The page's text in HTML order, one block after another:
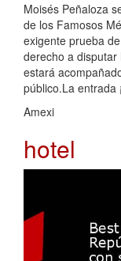
Moisés Peñaloza
de los Famosos
exigente prueba
derecho a
estará
público.La entrada
Amexi
hotel